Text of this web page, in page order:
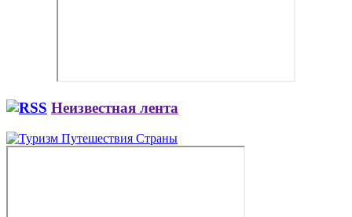
Неизвестная лента